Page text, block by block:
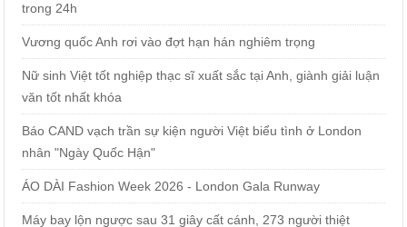
trong 24h
Vương quốc Anh rơi vào đợt hạn hán nghiêm trọng
Nữ sinh Việt tốt nghiệp thạc sĩ xuất sắc tại Anh, giành giải luận
văn tốt nhất khóa
Báo CAND vạch trần sự kiện người Việt biểu tình ở London
nhân "Ngày Quốc Hận"
ÁO DÀI Fashion Week 2026 - London Gala Runway
Máy bay lộn ngược sau 31 giây cất cánh, 273 người thiệt